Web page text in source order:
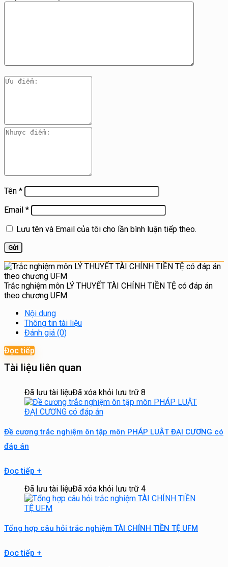
Tên *
Email *
Lưu tên và Email của tôi cho lần bình luận tiếp theo.
Trắc nghiệm môn LÝ THUYẾT TÀI CHÍNH TIỀN TỆ có đáp án
theo chương UFM
Nội dung
Thông tin tài liệu
Đánh giá (0)
Đọc tiếp
Tài liệu liên quan
Đã lưu tài liệuĐã xóa khỏi lưu trữ 8
Đề cương trắc nghiệm ôn tập môn PHÁP LUẬT ĐẠI CƯƠNG có
đáp án
Đọc tiếp +
Đã lưu tài liệuĐã xóa khỏi lưu trữ 4
Tổng hợp câu hỏi trắc nghiệm TÀI CHÍNH TIỀN TỆ UFM
Đọc tiếp +